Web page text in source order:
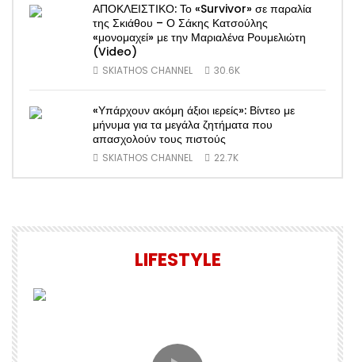
ΑΠΟΚΛΕΙΣΤΙΚΟ: Το «Survivor» σε παραλία
της Σκιάθου – Ο Σάκης Κατσούλης
«μονομαχεί» με την Μαριαλένα Ρουμελιώτη
(Video)
SKIATHOS CHANNEL 30.6K
«Υπάρχουν ακόμη άξιοι ιερείς»: Βίντεο με
μήνυμα για τα μεγάλα ζητήματα που
απασχολούν τους πιστούς
SKIATHOS CHANNEL 22.7K
LIFESTYLE